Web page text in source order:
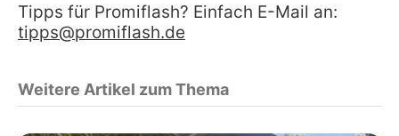
Tipps für Promiflash? Einfach E-Mail an:
tipps@promiflash.de
Weitere Artikel zum Thema